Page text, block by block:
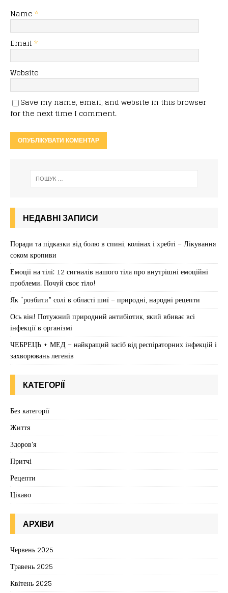
Name *
Email *
Website
Save my name, email, and website in this browser
for the next time I comment.
НЕДАВНІ ЗАПИСИ
Поради та підказки від болю в спині, колінах і хребті – Лікування
соком кропиви
Емоції на тілі: 12 сигналів нашого тіла про внутрішні емоційні
проблеми. Почуй своє тіло!
Як “розбити” солі в області шиї – природні, народні рецепти
Ось він! Потужний природний антибіотик, який вбиває всі
інфекції в організмі
ЧЕБРЕЦЬ + МЕД – найкращий засіб від респіраторних інфекцій і
захворювань легенів
КАТЕГОРІЇ
Без категорії
Життя
Здоров'я
Притчі
Рецепти
Цікаво
АРХІВИ
Червень 2025
Травень 2025
Квітень 2025